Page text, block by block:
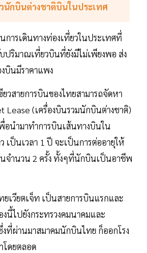
นักบินต่างชาติบินในประเทศ
การเดินทางท่องเที่ยวในประเทศที่
ปริมาณเที่ยวบินที่ยังมีไม่เพียงพอ ส่ง
บินมีราคาแพง
วสายการบินของไทยสามารถจัดหา
Lease (เครื่องบินรวมนักบินต่างชาติ)
อนำมาทำการบินเส้นทางบินใน
เป็นเวลา 1 ปี จะเป็นการต่ออายุให้
นจำนวน 2 ครั้ง ทั้งๆที่นักบินเป็นอาชีพ
ยเวียตเจ็ท เป็นสายการบินแรกและ
งนี้ไปยังกระทรวงคมนาคมและ
งที่ผ่านมาสมาคมนักบินไทย ก็ออกโรง
โดยตลอด